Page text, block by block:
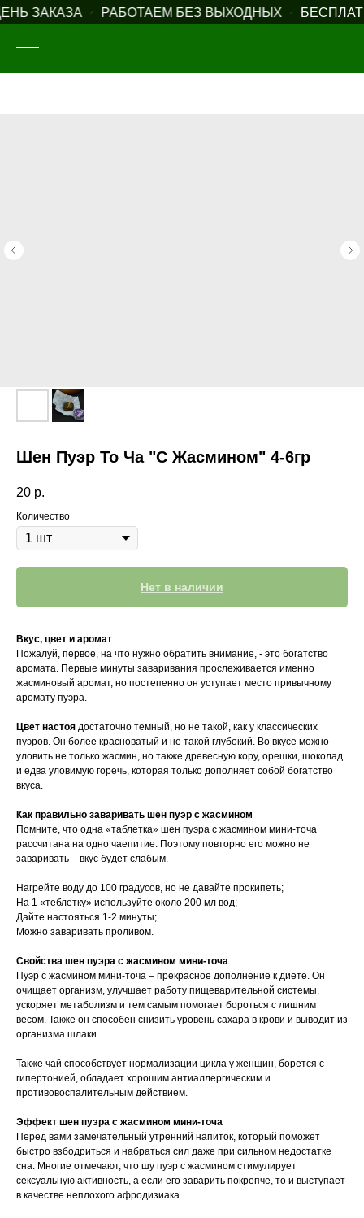
ЗАКАЗА РАБОТАЕМ БЕЗ ВЫХОДНЫХ
Шен Пуэр То Ча "С Жасмином" 4-6гр
20 р.
Количество
Нет в наличии
Вкус, цвет и аромат
Пожалуй, первое, на что нужно обратить внимание, - это богатство
аромата. Первые минуты заваривания прослеживается именно
жасминовый аромат, но постепенно он уступает место привычному
аромату пуэра.
Цвет настоя достаточно темный, но не такой, как у классических
пуэров. Он более красноватый и не такой глубокий. Во вкусе можно
уловить не только жасмин, но также древесную кору, орешки, шоколад
и едва уловимую горечь, которая только дополняет собой богатство
вкуса.
Как правильно заваривать шен пуэр с жасмином
Помните, что одна «таблетка» шен пуэра с жасмином мини-точа
рассчитана на одно чаепитие. Поэтому повторно его можно не
заваривать – вкус будет слабым.
Нагрейте воду до 100 градусов, но не давайте прокипеть;
На 1 «теблетку» используйте около 200 мл вод;
Дайте настояться 1-2 минуты;
Можно заваривать проливом.
Свойства шен пуэра с жасмином мини-точа
Пуэр с жасмином мини-точа – прекрасное дополнение к диете. Он
очищает организм, улучшает работу пищеварительной системы,
ускоряет метаболизм и тем самым помогает бороться с лишним
весом. Также он способен снизить уровень сахара в крови и выводит из
организма шлаки.
Также чай способствует нормализации цикла у женщин, борется с
гипертонией, обладает хорошим антиаллергическим и
противовоспалительным действием.
Эффект шен пуэра с жасмином мини-точа
Перед вами замечательный утренний напиток, который поможет
быстро взбодриться и набраться сил даже при сильном недостатке
сна. Многие отмечают, что шу пуэр с жасмином стимулирует
сексуальную активность, а если его заварить покрепче, то и выступает
в качестве неплохого афродизиака.